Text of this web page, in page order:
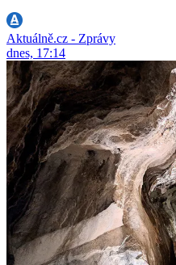
Aktuálně.cz - Zprávy
dnes, 17:14